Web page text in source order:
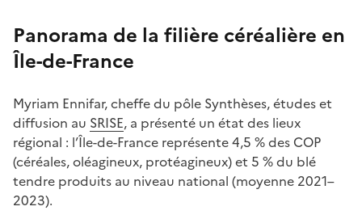
Panorama de la filière céréalière en
Île-de-France
Myriam Ennifar, cheffe du pôle Synthèses, études et
diffusion au SRISE, a présenté un état des lieux
régional : l’Île-de-France représente 4,5 % des COP
(céréales, oléagineux, protéagineux) et 5 % du blé
tendre produits au niveau national (moyenne 2021–
2023).